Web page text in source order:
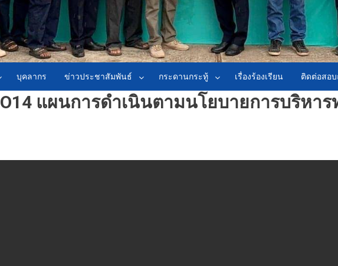
บุคลากร ข่าวประชาสัมพันธ์ กระดานกระทู้ เรื่องร้องเรียน ติดต่อสอบ
O14 แผนการดำเนินตามนโยบายการบริหาร